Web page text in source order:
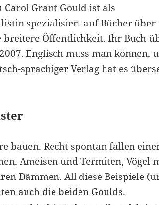
Carol Grant Gould ist als
spezialisiert auf Bücher über
Öffentlichkeit. Ihr Buch
Englisch muss man können,
sprachiger Verlag hat es
bauen. Recht spontan fallen
Ameisen und Termiten, Vögel
Dämmen. All diese Beispiele
auch die beiden Goulds.